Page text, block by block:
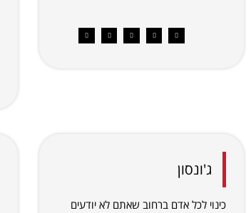
ג'ונסון
כינוי לכל אדם ברחוב שאתם לא יודעים